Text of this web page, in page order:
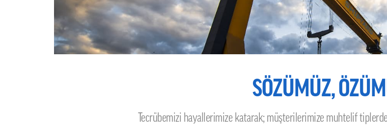
SÖZÜMÜZ,
Tecrübemizi hayallerimize katarak; müşterilerimize muhtelif